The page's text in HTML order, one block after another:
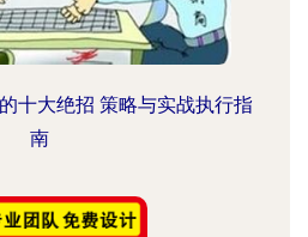
十大绝招 策略与实战执行指
南